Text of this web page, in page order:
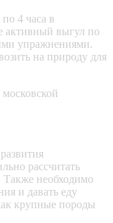
4 часа в
активный выгул по
упражнениями.
на природу для
рассчитать
Также необходимо
и давать еду
крупные породы